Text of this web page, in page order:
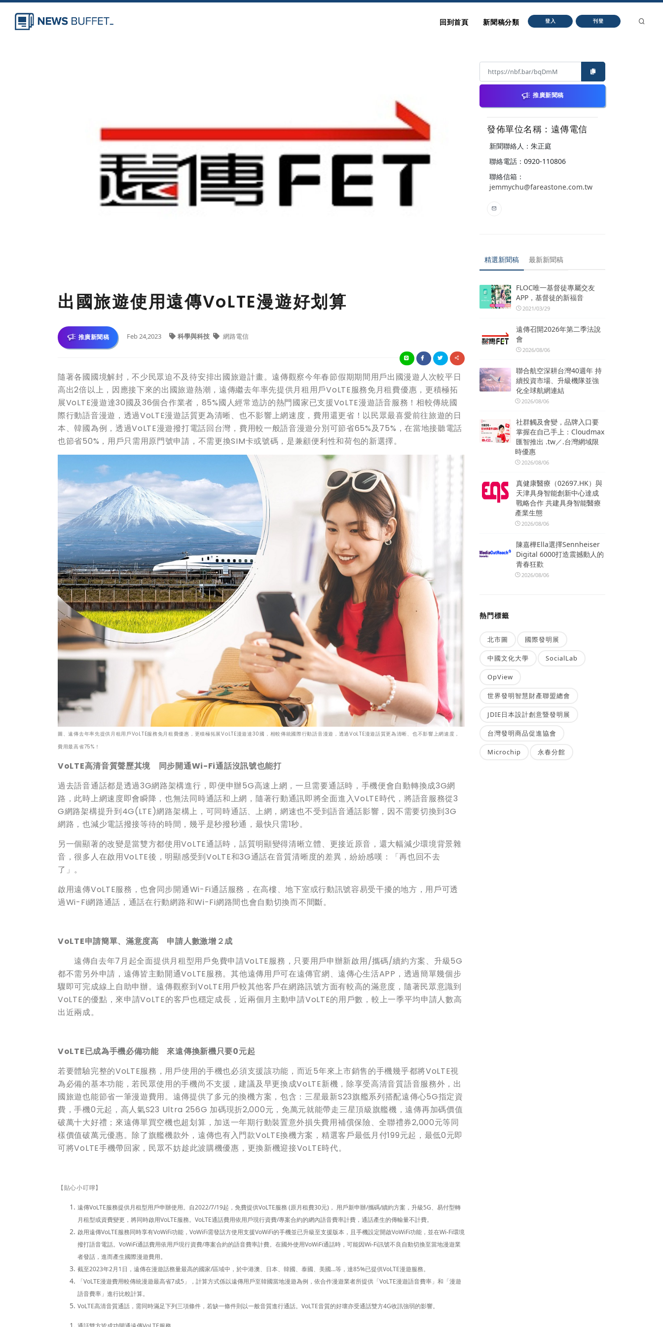
回到首頁 新聞稿分類 登入 刊登
出國旅遊使用遠傳VoLTE漫遊好划算
推廣新聞稿 Feb 24,2023 科學與科技 網路電信
隨著各國國境解封，不少民眾迫不及待安排出國旅遊計畫。遠傳觀察今年春節假期期間用戶出國漫遊人次較平日
高出2倍以上，因應接下來的出國旅遊熱潮，遠傳繼去年率先提供月租用戶VoLTE服務免月租費優惠，更積極拓
展VoLTE漫遊達30國及36個合作業者，85%國人經常造訪的熱門國家已支援VoLTE漫遊語音服務！相較傳統國
際行動語音漫遊，透過VoLTE漫遊話質更為清晰、也不影響上網速度，費用還更省！以民眾最喜愛前往旅遊的日
本、韓國為例，透過VoLTE漫遊撥打電話回台灣，費用較一般語音漫遊分別可節省65%及75%，在當地接聽電話
也節省50%，用戶只需用原門號申請，不需更換SIM卡或號碼，是兼顧便利性和荷包的新選擇。
圖、遠傳去年率先提供月租用戶VoLTE服務免月租費優惠，更積極拓展VoLTE漫遊達30國，相較傳統國際行動語音漫遊，透過VoLTE漫遊話質更為清晰、也不影響上網速度，
費用最高省75%！
VoLTE高清音質聲歷其境 同步開通Wi-Fi通話沒訊號也能打
過去語音通話都是透過3G網路架構進行，即便申辦5G高速上網，一旦需要通話時，手機便會自動轉換成3G網
路，此時上網速度即會瞬降，也無法同時通話和上網，隨著行動通訊即將全面進入VoLTE時代，將語音服務從3
G網路架構提升到4G(LTE)網路架構上，可同時通話、上網，網速也不受到語音通話影響，因不需要切換到3G
網路，也減少電話撥接等待的時間，幾乎是秒撥秒通，最快只需1秒。
另一個顯著的改變是當雙方都使用VoLTE通話時，話質明顯變得清晰立體、更接近原音，還大幅減少環境背景雜
音，很多人在啟用VoLTE後，明顯感受到VoLTE和3G通話在音質清晰度的差異，紛紛感嘆：「再也回不去
了」。
啟用遠傳VoLTE服務，也會同步開通Wi-Fi通話服務，在高樓、地下室或行動訊號容易受干擾的地方，用戶可透
過Wi-Fi網路通話，通話在行動網路和Wi-Fi網路間也會自動切換而不間斷。
VoLTE申請簡單、滿意度高 申請人數激增２成
遠傳自去年7月起全面提供月租型用戶免費申請VoLTE服務，只要用戶申辦新啟用/攜碼/續約方案、升級5G
都不需另外申請，遠傳皆主動開通VoLTE服務。其他遠傳用戶可在遠傳官網、遠傳心生活APP，透過簡單幾個步
驟即可完成線上自助申辦。遠傳觀察到VoLTE用戶較其他客戶在網路訊號方面有較高的滿意度，隨著民眾意識到
VoLTE的優點，來申請VoLTE的客戶也穩定成長，近兩個月主動申請VoLTE的用戶數，較上一季平均申請人數高
出近兩成。
VoLTE已成為手機必備功能 來遠傳換新機只要0元起
若要體驗完整的VoLTE服務，用戶使用的手機也必須支援該功能，而近5年來上市銷售的手機幾乎都將VoLTE視
為必備的基本功能，若民眾使用的手機尚不支援，建議及早更換成VoLTE新機，除享受高清音質語音服務外，出
國旅遊也能節省一筆漫遊費用。遠傳提供了多元的換機方案，包含：三星最新S23旗艦系列搭配遠傳心5G指定資
費，手機0元起，高人氣S23 Ultra 256G 加碼現折2,000元，免萬元就能帶走三星頂級旗艦機，遠傳再加碼價值
破萬十大好禮；來遠傳單買空機也超划算，加送一年期行動裝置意外損失費用補償保險、全聯禮券2,000元等同
樣價值破萬元優惠。除了旗艦機款外，遠傳也有入門款VoLTE換機方案，精選客戶最低月付199元起，最低0元即
可將VoLTE手機帶回家，民眾不妨趁此波購機優惠，更換新機迎接VoLTE時代。
【貼心小叮嚀】
遠傳VoLTE服務提供月租型用戶申辦使用。自2022/7/19起，免費提供VoLTE服務 (原月租費30元)， 用戶新申辦/攜碼/續約方案，升級5G、易付型轉
月租型或資費變更，將同時啟用VoLTE服務。VoLTE通話費用依用戶現行資費/專案合約的網內語音費率計費，通話產生的傳輸量不計費。
啟用遠傳VoLTE服務同時享有VoWiFi功能，VoWiFi需發話方使用支援VoWiFi的手機並已升級至支援版本，且手機設定開啟VoWiFi功能，並在Wi-Fi環境
撥打語音電話。VoWiFi通話費用依用戶現行資費/專案合約的語音費率計費。在國外使用VoWiFi通話時，可能因Wi-Fi訊號不良自動切換至當地漫遊業
者發話，進而產生國際漫遊費用。
截至2023年2月1日，遠傳在漫遊話務量最高的國家/區域中，於中港澳、日本、韓國、泰國、美國…等，達85%已提供VoLTE漫遊服務。
「VoLTE漫遊費用較傳統漫遊最高省7成5」，計算方式係以遠傳用戶至韓國當地漫遊為例，依合作漫遊業者所提供「VoLTE漫遊語音費率」和「漫遊
語音費率」進行比較計算。
VoLTE高清音質通話，需同時滿足下列三項條件，若缺一條件則以一般音質進行通話。VoLTE音質的好壞亦受通話雙方4G收訊強弱的影響。
推廣新聞稿
發佈單位名稱：遠傳電信
新聞聯絡人：朱正庭
聯絡電話：0920-110806
聯絡信箱：
jemmychu@fareastone.com.tw
精選新聞稿 最新新聞稿
FLOC唯一基督徒專屬交友
APP，基督徒的新福音
2021/03/29
遠傳召開2026年第二季法說
會
2026/08/06
聯合航空深耕台灣40週年 持
續投資市場、升級機隊並強
化全球航網連結
2026/08/06
社群觸及會變，品牌入口要
掌握在自己手上：Cloudmax
匯智推出 .tw／.台灣網域限
時優惠
2026/08/06
真健康醫療（02697.HK）與
天津具身智能創新中心達成
戰略合作 共建具身智能醫療
產業生態
2026/08/06
陳嘉樺Ella選擇Sennheiser
Digital 6000打造震撼動人的
青春狂歡
2026/08/06
熱門標籤
北市圖 國際發明展
中國文化大學 SocialLab
OpView
世界發明智慧財產聯盟總會
JDIE日本設計創意暨發明展
台灣發明商品促進協會
Microchip 永春分館